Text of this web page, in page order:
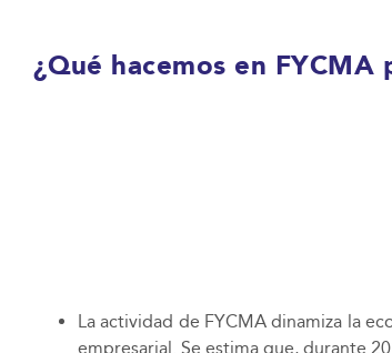
¿Qué hacemos en FYCMA
La actividad de FYCMA dinamiza la
empresarial. Se estima que, durante